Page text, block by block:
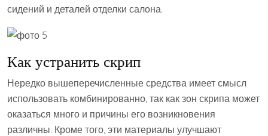
сидений и деталей отделки салона.
Как устранить скрип
Нередко вышеперечисленные средства имеет смысл
использовать комбинированно, так как зон скрипа может
оказаться много и причины его возникновения
различны. Кроме того, эти материалы улучшают